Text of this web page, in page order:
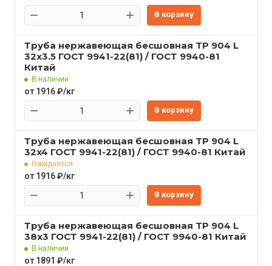
В корзину
Труба нержавеющая бесшовная TP 904 L
32x3.5 ГОСТ 9941-22(81) / ГОСТ 9940-81
Китай
В наличии
от 1916 ₽/кг
В корзину
Труба нержавеющая бесшовная TP 904 L
32x4 ГОСТ 9941-22(81) / ГОСТ 9940-81 Китай
Ожидается
от 1916 ₽/кг
В корзину
Труба нержавеющая бесшовная TP 904 L
38x3 ГОСТ 9941-22(81) / ГОСТ 9940-81 Китай
В наличии
от 1891 ₽/кг